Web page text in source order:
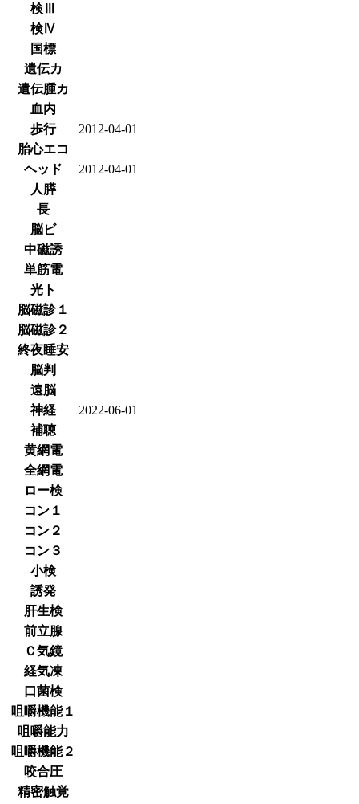
検Ⅲ
検Ⅳ
国標
遺伝カ
遺伝腫カ
血内
歩行
2012-04-01
胎心エコ
ヘッド
2012-04-01
人膵
長
脳ビ
中磁誘
単筋電
光ト
脳磁診１
脳磁診２
終夜睡安
脳判
遠脳
神経
2022-06-01
補聴
黄網電
全網電
ロー検
コン１
コン２
コン３
小検
誘発
肝生検
前立腺
Ｃ気鏡
経気凍
口菌検
咀嚼機能１
咀嚼能力
咀嚼機能２
咬合圧
精密触覚